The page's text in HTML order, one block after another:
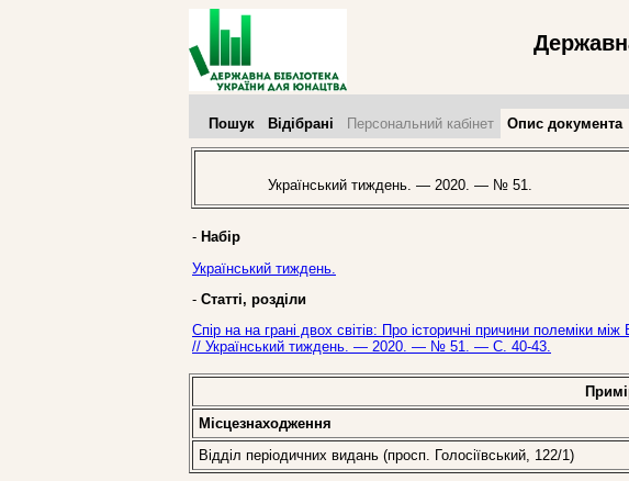
Пошук Відібрані Персональний кабінет Опис документа
Український тиждень. — 2020. — № 51.
- Набір
Український тиждень.
- Статті, розділи
Спір на на грані двох світів: Про історичні причини полеміки
// Український тиждень. — 2020. — № 51. — С. 40-43.
Місцезнаходження
Відділ періодичних видань (просп. Голосіївський, 122/1)